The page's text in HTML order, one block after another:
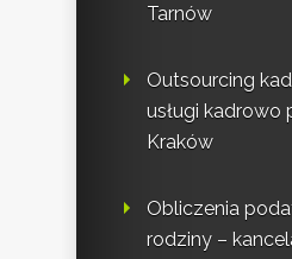
Tarnów
Outsourcing
usługi kadrowo
Kraków
Obliczenia
rodziny –